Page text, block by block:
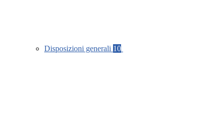
Disposizioni generali 10